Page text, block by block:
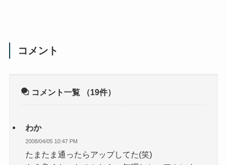
コメント
コメント一覧 （19件）
わか
2008/04/05 10:47 PM
たまたま通ったらアップしてた(笑)